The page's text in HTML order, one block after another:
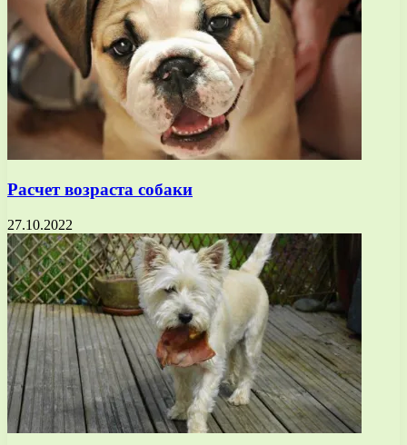
Расчет возраста собаки
27.10.2022